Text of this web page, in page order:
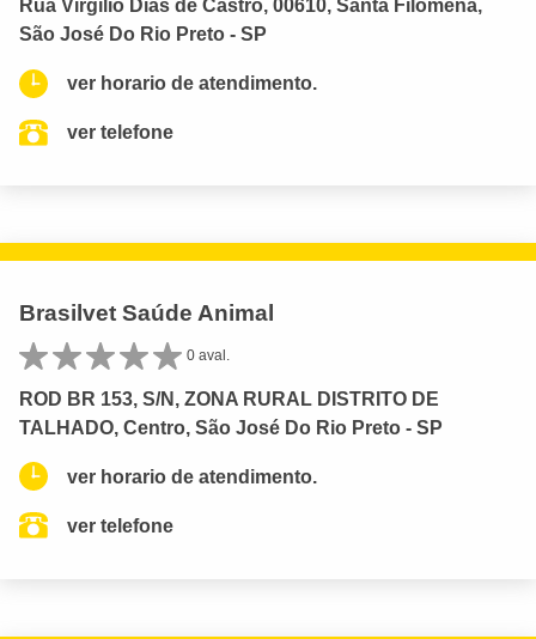
Rua Virgílio Dias de Castro, 00610, Santa Filomena,
São José Do Rio Preto - SP
ver horario de atendimento.
ver telefone
Brasilvet Saúde Animal
0 aval.
ROD BR 153, S/N, ZONA RURAL DISTRITO DE
TALHADO, Centro, São José Do Rio Preto - SP
ver horario de atendimento.
ver telefone